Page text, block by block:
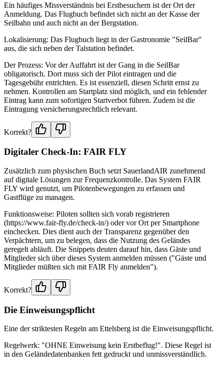
Ein häufiges Missverständnis bei Erstbesuchern ist der Ort der
Anmeldung. Das Flugbuch befindet sich nicht an der Kasse der
Seilbahn und auch nicht an der Bergstation.
Lokalisierung: Das Flugbuch liegt in der Gastronomie "SeilBar"
aus, die sich neben der Talstation befindet.
Der Prozess: Vor der Auffahrt ist der Gang in die SeilBar
obligatorisch. Dort muss sich der Pilot eintragen und die
Tagesgebühr entrichten. Es ist essenziell, diesen Schritt ernst zu
nehmen. Kontrollen am Startplatz sind möglich, und ein fehlender
Eintrag kann zum sofortigen Startverbot führen. Zudem ist die
Eintragung versicherungsrechtlich relevant.
Korrekt?
Digitaler Check-In: FAIR FLY
Zusätzlich zum physischen Buch setzt SauerlandAIR zunehmend
auf digitale Lösungen zur Frequenzkontrolle. Das System FAIR
FLY wird genutzt, um Pilotenbewegungen zu erfassen und
Gastflüge zu managen.
Funktionsweise: Piloten sollten sich vorab registrieren
(https://www.fair-fly.de/check-in/) oder vor Ort per Smartphone
einchecken. Dies dient auch der Transparenz gegenüber den
Verpächtern, um zu belegen, dass die Nutzung des Geländes
geregelt abläuft. Die Snippets deuten darauf hin, dass Gäste und
Mitglieder sich über dieses System anmelden müssen ("Gäste und
Mitglieder müßten sich mit FAIR Fly anmelden").
Korrekt?
Die Einweisungspflicht
Eine der striktesten Regeln am Ettelsberg ist die Einweisungspflicht.
Regelwerk: "OHNE Einweisung kein Erstbeflug!". Diese Regel ist
in den Geländedatenbanken fett gedruckt und unmissverständlich.